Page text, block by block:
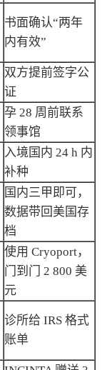
书面确认“两年
内有效”
双方提前签字公
证
孕 28 周前联系
领事馆
入境国内 24 h 内
补种
国内三甲即可，
数据带回美国存
档
使用 Cryoport，
门到门 2 800 美
元
诊所给 IRS 格式
账单